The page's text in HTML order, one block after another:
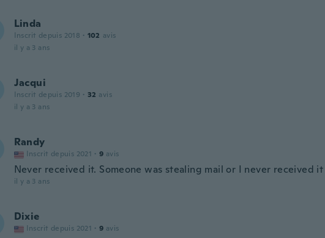
Linda
Inscrit depuis 2018 · 102 avis
il y a 3 ans
Jacqui
Inscrit depuis 2019 · 32 avis
il y a 3 ans
Randy
Inscrit depuis 2021 · 9 avis
Never received it. Someone was stealing mail or I never received
il y a 3 ans
Dixie
Inscrit depuis 2021 · 9 avis